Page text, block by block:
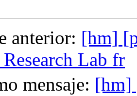
anterior: [hm]
Lab fr
mensaje: [hm]